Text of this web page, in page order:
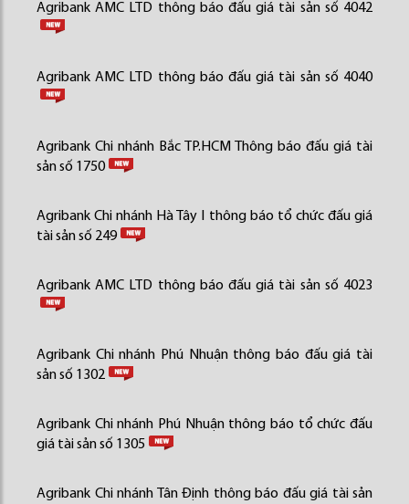
Agribank AMC LTD thông báo đấu giá tài sản số 4042
Agribank AMC LTD thông báo đấu giá tài sản số 4040
Agribank Chi nhánh Bắc TP.HCM Thông báo đấu giá tài
sản số 1750
Agribank Chi nhánh Hà Tây I thông báo tổ chức đấu giá
tài sản số 249
Agribank AMC LTD thông báo đấu giá tài sản số 4023
Agribank Chi nhánh Phú Nhuận thông báo đấu giá tài
sản số 1302
Agribank Chi nhánh Phú Nhuận thông báo tổ chức đấu
giá tài sản số 1305
Agribank Chi nhánh Tân Định thông báo đấu giá tài sản